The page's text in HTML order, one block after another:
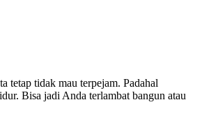
tetap tidak mau terpejam. Padahal
Bisa jadi Anda terlambat bangun atau